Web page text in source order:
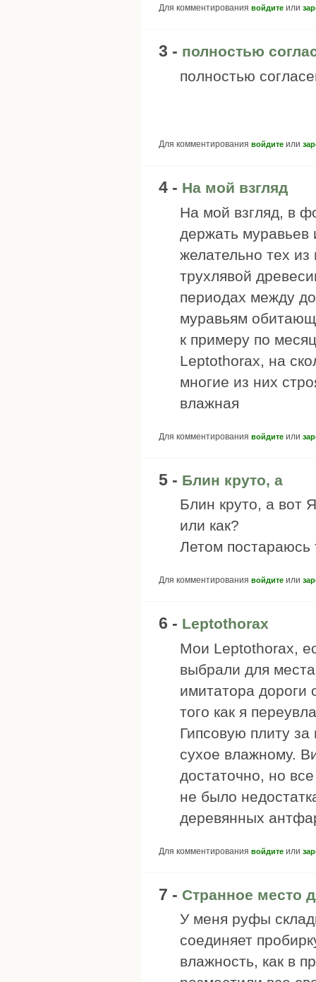
Для комментирования войдите или
3 - полностью
полностью
Для комментирования войдите или
4 - На мой взгляд
На мой взгляд, в
держать муравьев
желательно тех
трухлявой
периодах между
муравьям
к примеру по
Leptothorax, на
многие из них
влажная
Для комментирования войдите или
5 - Блин круто, а
Блин круто, а вот
или как?
Летом постараюсь
Для комментирования войдите или
6 - Leptothorax
Мои Leptothorax,
выбрали для
имитатора дороги
того как я
Гипсовую плиту
сухое влажному.
достаточно, но
не было
деревянных
Для комментирования войдите или
7 - Странное место
У меня руфы
соединяет
влажность, как в